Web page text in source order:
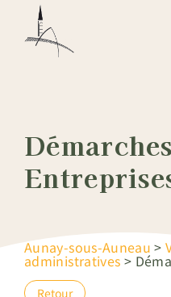
Aunay-sous-Auneau >
administratives >
Retour